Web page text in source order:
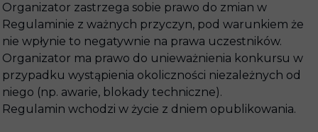
Organizator zastrzega sobie prawo do zmian w
Regulaminie z ważnych przyczyn, pod warunkiem że
nie wpłynie to negatywnie na prawa uczestników.
Organizator ma prawo do unieważnienia konkursu w
przypadku wystąpienia okoliczności niezależnych od
niego (np. awarie, blokady techniczne).
Regulamin wchodzi w życie z dniem opublikowania.